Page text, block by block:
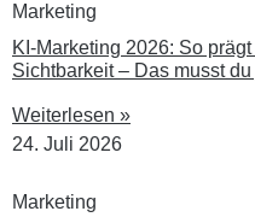
Marketing
KI-Marketing 2026: So
Sichtbarkeit – Das musst
Weiterlesen »
24. Juli 2026
Marketing